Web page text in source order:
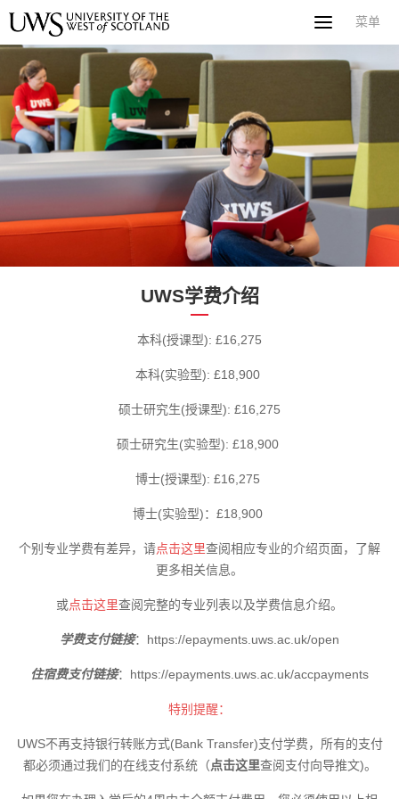
菜单
菜单
首页
关于西苏格兰大学
专业课程
申请指南
新闻
UWS社区
合作伙伴
联系方式
UWS学费介绍
本科(授课型): £16,275
本科(实验型): £18,900
硕士研究生(授课型): £16,275
硕士研究生(实验型): £18,900
博士(授课型): £16,275
博士(实验型)：£18,900
个别专业学费有差异，请点击这里查阅相应专业的介绍页面，了解
更多相关信息。
或点击这里查阅完整的专业列表以及学费信息介绍。
学费支付链接： https://epayments.uws.ac.uk/open
住宿费支付链接： https://epayments.uws.ac.uk/accpayments
特别提醒：
UWS不再支持银行转账方式(Bank Transfer)支付学费，所有的支付
都必须通过我们的在线支付系统（点击这里查阅支付向导推文)。